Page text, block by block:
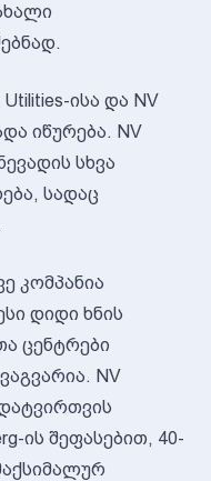
ისა და NV
იწურება. NV
სხვა
სადაც
კომპანია
დიდი ხნის
ცენტრები
NV
დატვირთვის
ის შეფასებით, 40-